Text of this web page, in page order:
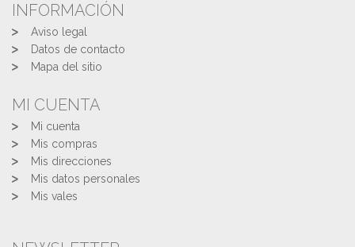
INFORMACIÓN
Aviso legal
Datos de contacto
Mapa del sitio
MI CUENTA
Mi cuenta
Mis compras
Mis direcciones
Mis datos personales
Mis vales